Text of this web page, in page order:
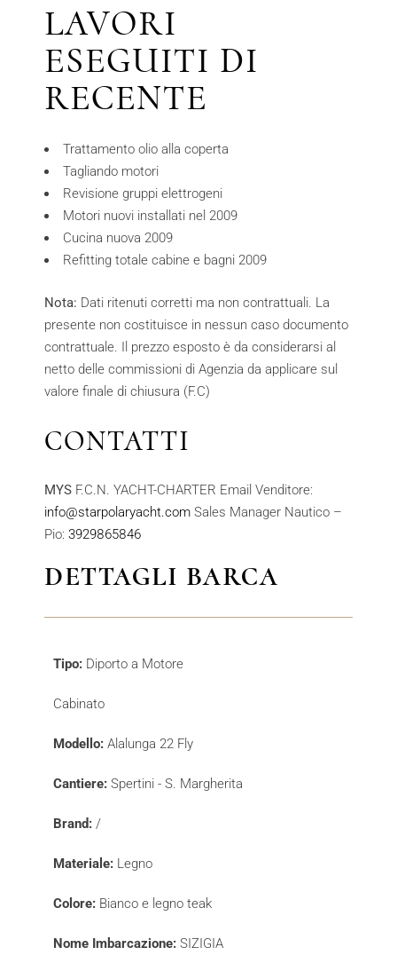
DETTAGLI BARCA
Tipo: Diporto a Motore
Cabinato
Modello:Alalunga 22 Fly
Cantiere:Spertini - S. Margherita
Brand: /
Materiale: Legno
Colore: Bianco e legno teak
Nome Imbarcazione:SIZIGIA
LAVORI
ESEGUITI DI
RECENTE
Trattamento olio alla coperta
Tagliando motori
Revisione gruppi elettrogeni
Motori nuovi installati nel 2009
Cucina nuova 2009
Refitting totale cabine e bagni 2009
Nota: Dati ritenuti corretti ma non contrattuali. La
presente non costituisce in nessun caso documento
contrattuale. Il prezzo esposto è da considerarsi al
netto delle commissioni di Agenzia da applicare sul
valore finale di chiusura (F.C)
CONTATTI
MYS F.C.N. YACHT-CHARTER Email Venditore:
info@starpolaryacht.com Sales Manager Nautico –
Pio:3929865846